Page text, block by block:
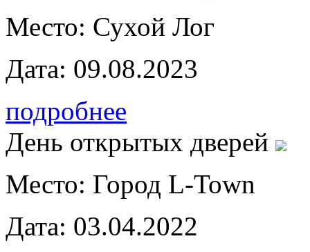
Место: Сухой Лог
Дата: 09.08.2023
подробнее
День открытых дверей
Место: Город L-Town
Дата: 03.04.2022